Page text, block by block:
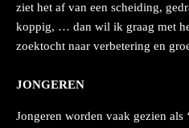
ziet het af van een scheiding,
koppig, … dan wil ik graag met
zoektocht naar verbetering en
JONGEREN
Jongeren worden vaak gezien als